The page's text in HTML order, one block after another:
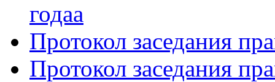
годаа
Протокол заседания
Протокол заседания